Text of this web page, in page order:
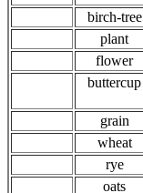
birch-tree
plant
flower
buttercup
grain
wheat
rye
oats